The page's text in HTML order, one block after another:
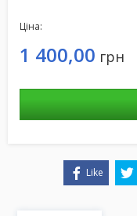
Ціна:
1 400,00 грн
Like